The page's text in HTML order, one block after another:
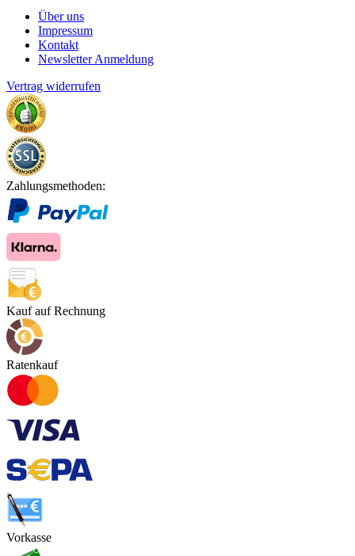
Über uns
Impressum
Kontakt
Newsletter Anmeldung
Vertrag widerrufen
Zahlungsmethoden:
Kauf auf Rechnung
Ratenkauf
Vorkasse